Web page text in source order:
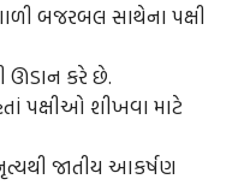
બજરબલ સાથેના પક્ષી
ઊડાન કરે છે.
પક્ષીઓ શીખવા માટે
જાતીય આકર્ષણ